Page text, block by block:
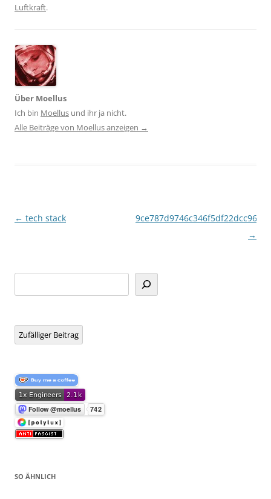
Luftkraft.
Über Moellus
Ich bin Moellus und ihr ja nicht.
Alle Beiträge von Moellus anzeigen →
Beitragsnavigation
← tech stack
→
Zufälliger Beitrag
SO ÄHNLICH